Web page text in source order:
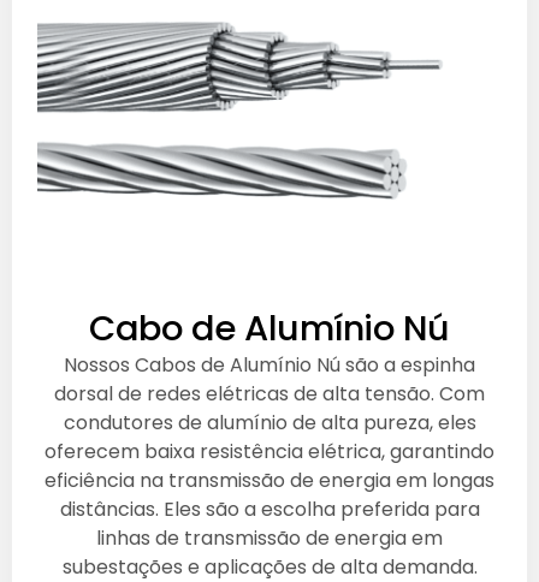
Cabo de Alumínio Nú
Nossos Cabos de Alumínio Nú são a espinha
dorsal de redes elétricas de alta tensão. Com
condutores de alumínio de alta pureza, eles
oferecem baixa resistência elétrica, garantindo
eficiência na transmissão de energia em longas
distâncias. Eles são a escolha preferida para
linhas de transmissão de energia em
subestações e aplicações de alta demanda.